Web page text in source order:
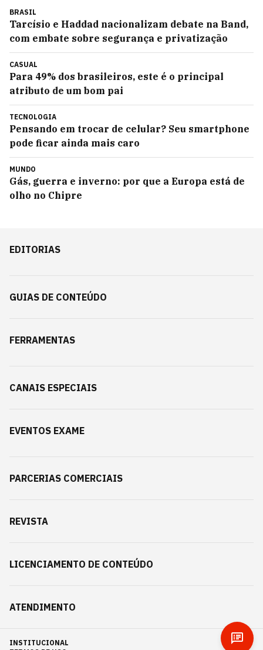
BRASIL
Tarcísio e Haddad nacionalizam debate na Band,
com embate sobre segurança e privatização
CASUAL
Para 49% dos brasileiros, este é o principal
atributo de um bom pai
TECNOLOGIA
Pensando em trocar de celular? Seu smartphone
pode ficar ainda mais caro
MUNDO
Gás, guerra e inverno: por que a Europa está de
olho no Chipre
EDITORIAS
GUIAS DE CONTEÚDO
FERRAMENTAS
CANAIS ESPECIAIS
EVENTOS EXAME
PARCERIAS COMERCIAIS
REVISTA
LICENCIAMENTO DE CONTEÚDO
ATENDIMENTO
INSTITUCIONAL